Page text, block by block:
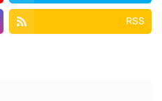
RSS